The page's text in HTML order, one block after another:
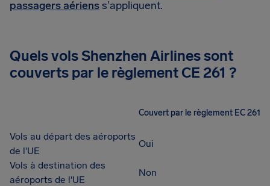
passagers aérienss'appliquent.
Quels vols Shenzhen Airlines sont
couverts par le règlement CE 261 ?
Couvert par le règlement EC 261
Vols au départ des aéroports
de l'UE
Oui
Vols à destination des
aéroports de l'UE
Non